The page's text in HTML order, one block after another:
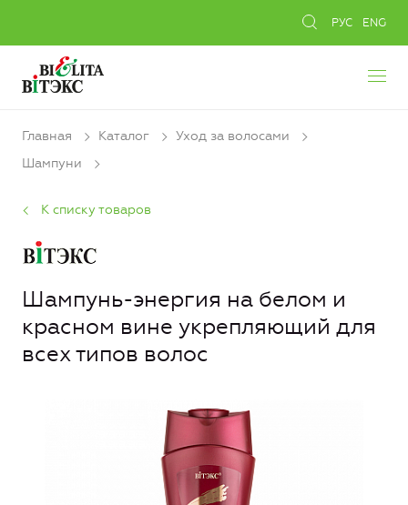
РУС ENG
Главная Каталог
Уход за волосами
Шампуни
К списку товаров
Шампунь-энергия на белом и
красном вине укрепляющий для
всех типов волос